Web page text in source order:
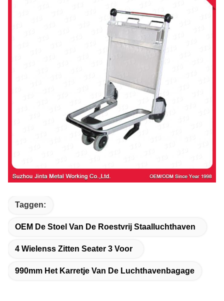
Taggen:
OEM De Stoel Van De Roestvrij Staalluchthaven
4 Wielenss Zitten Seater 3 Voor
990mm Het Karretje Van De Luchthavenbagage